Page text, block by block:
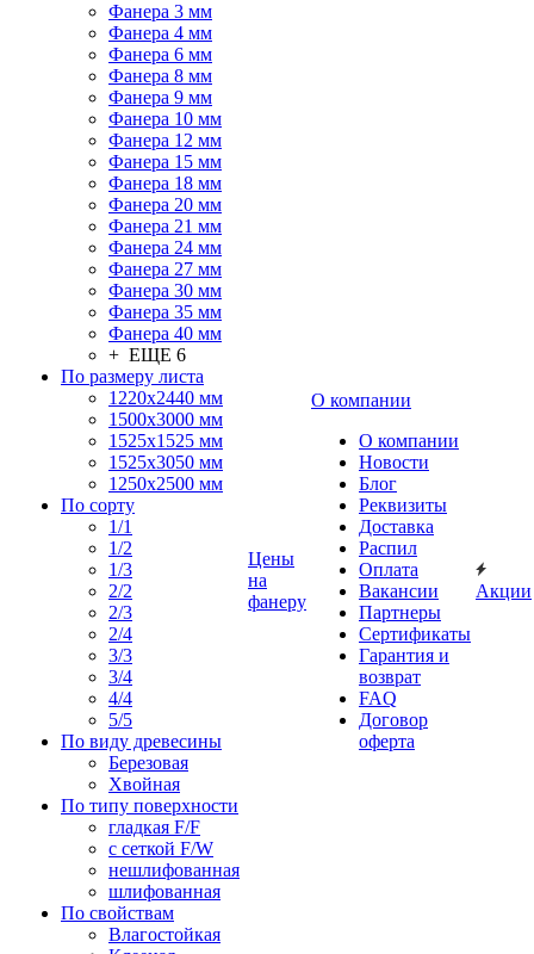
Фанера 3 мм
Фанера 4 мм
Фанера 6 мм
Фанера 8 мм
Фанера 9 мм
Фанера 10 мм
Фанера 12 мм
Фанера 15 мм
Фанера 18 мм
Фанера 20 мм
Фанера 21 мм
Фанера 24 мм
Фанера 27 мм
Фанера 30 мм
Фанера 35 мм
Фанера 40 мм
+ ЕЩЕ 6
По размеру листа
1220х2440 мм
1500х3000 мм
1525x1525 мм
1525х3050 мм
1250х2500 мм
По сорту
1/1
1/2
1/3
2/2
2/3
2/4
3/3
3/4
4/4
5/5
По виду древесины
Березовая
Хвойная
По типу поверхности
гладкая F/F
с сеткой F/W
нешлифованная
шлифованная
По свойствам
Влагостойкая
Цены
на
фанеру
О компании
О компании
Новости
Блог
Реквизиты
Доставка
Распил
Оплата
Вакансии
Партнеры
Сертификаты
Гарантия и
возврат
FAQ
Договор
оферта
Акции